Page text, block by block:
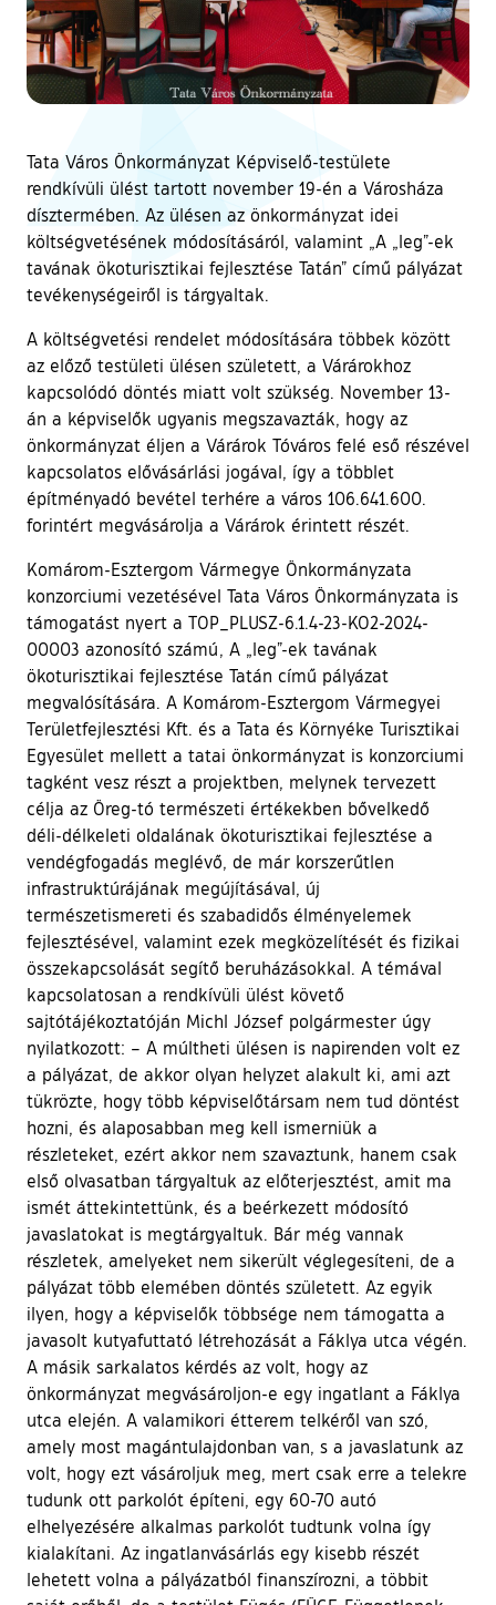
Tata Város Önkormányzat Képviselő-testülete
rendkívüli ülést tartott november 19-én a Városháza
dísztermében. Az ülésen az önkormányzat idei
költségvetésének módosításáról, valamint „A „leg”-ek
tavának ökoturisztikai fejlesztése Tatán” című pályázat
tevékenységeiről is tárgyaltak.
A költségvetési rendelet módosítására többek között
az előző testületi ülésen született, a Várárokhoz
kapcsolódó döntés miatt volt szükség. November 13-
án a képviselők ugyanis megszavazták, hogy az
önkormányzat éljen a Várárok Tóváros felé eső részével
kapcsolatos elővásárlási jogával, így a többlet
építményadó bevétel terhére a város 106.641.600.
forintért megvásárolja a Várárok érintett részét.
Komárom-Esztergom Vármegye Önkormányzata
konzorciumi vezetésével Tata Város Önkormányzata is
támogatást nyert a TOP_PLUSZ-6.1.4-23-KO2-2024-
00003 azonosító számú, A „leg”-ek tavának
ökoturisztikai fejlesztése Tatán című pályázat
megvalósítására. A Komárom-Esztergom Vármegyei
Területfejlesztési Kft. és a Tata és Környéke Turisztikai
Egyesület mellett a tatai önkormányzat is konzorciumi
tagként vesz részt a projektben, melynek tervezett
célja az Öreg-tó természeti értékekben bővelkedő
déli-délkeleti oldalának ökoturisztikai fejlesztése a
vendégfogadás meglévő, de már korszerűtlen
infrastruktúrájának megújításával, új
természetismereti és szabadidős élményelemek
fejlesztésével, valamint ezek megközelítését és fizikai
összekapcsolását segítő beruházásokkal. A témával
kapcsolatosan a rendkívüli ülést követő
sajtótájékoztatóján Michl József polgármester úgy
nyilatkozott: – A múltheti ülésen is napirenden volt ez
a pályázat, de akkor olyan helyzet alakult ki, ami azt
tükrözte, hogy több képviselőtársam nem tud döntést
hozni, és alaposabban meg kell ismerniük a
részleteket, ezért akkor nem szavaztunk, hanem csak
első olvasatban tárgyaltuk az előterjesztést, amit ma
ismét áttekintettünk, és a beérkezett módosító
javaslatokat is megtárgyaltuk. Bár még vannak
részletek, amelyeket nem sikerült véglegesíteni, de a
pályázat több elemében döntés született. Az egyik
ilyen, hogy a képviselők többsége nem támogatta a
javasolt kutyafuttató létrehozását a Fáklya utca végén.
A másik sarkalatos kérdés az volt, hogy az
önkormányzat megvásároljon-e egy ingatlant a Fáklya
utca elején. A valamikori étterem telkéről van szó,
amely most magántulajdonban van, s a javaslatunk az
volt, hogy ezt vásároljuk meg, mert csak erre a telekre
tudunk ott parkolót építeni, egy 60-70 autó
elhelyezésére alkalmas parkolót tudtunk volna így
kialakítani. Az ingatlanvásárlás egy kisebb részét
lehetett volna a pályázatból finanszírozni, a többit